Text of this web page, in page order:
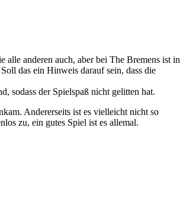
anderen auch, aber bei The Bremens ist in
das ein Hinweis darauf sein, dass die
sodass der Spielspaß nicht gelitten hat.
Andererseits ist es vielleicht nicht so
zu, ein gutes Spiel ist es allemal.